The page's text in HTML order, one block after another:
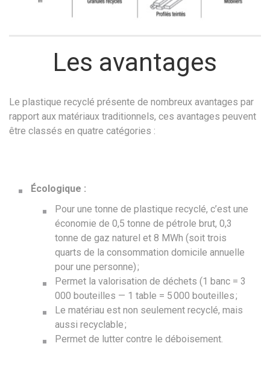
Les avantages
Le plastique recyclé présente de nombreux avantages par
rapport aux matériaux traditionnels, ces avantages peuvent
être classés en quatre catégories :
Écologique :
Pour une tonne de plastique recyclé, c’est une
économie de 0,5 tonne de pétrole brut, 0,3
tonne de gaz naturel et 8 MWh (soit trois
quarts de la consommation domicile annuelle
pour une personne) ;
Permet la valorisation de déchets (1 banc = 3
000 bouteilles — 1 table = 5 000 bouteilles ;
Le matériau est non seulement recyclé, mais
aussi recyclable ;
Permet de lutter contre le déboisement.